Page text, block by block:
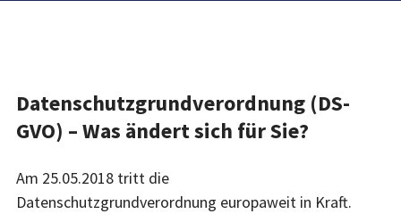
Datenschutzgrundverordnung (DS-
GVO) – Was ändert sich für Sie?
Am 25.05.2018 tritt die
Datenschutzgrundverordnung europaweit in Kraft.